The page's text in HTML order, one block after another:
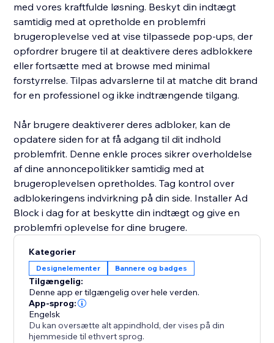
med vores kraftfulde løsning. Beskyt din indtægt
samtidig med at opretholde en problemfri
brugeroplevelse ved at vise tilpassede pop-ups, der
opfordrer brugere til at deaktivere deres adblokkere
eller fortsætte med at browse med minimal
forstyrrelse. Tilpas advarslerne til at matche dit brand
for en professionel og ikke indtrængende tilgang.
Når brugere deaktiverer deres adbloker, kan de
opdatere siden for at få adgang til dit indhold
problemfrit. Denne enkle proces sikrer overholdelse
af dine annoncepolitikker samtidig med at
brugeroplevelsen opretholdes. Tag kontrol over
adblokeringens indvirkning på din side. Installer Ad
Block i dag for at beskytte din indtægt og give en
problemfri oplevelse for dine brugere.
Kategorier
Designelementer Bannere og badges
Tilgængelig:
Denne app er tilgængelig over hele verden.
App-sprog:
Engelsk
Du kan oversætte alt appindhold, der vises på din
hjemmeside til ethvert sprog.